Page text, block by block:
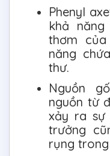
Phenyl
khả
thơm
năng
thư.
Nguồn
nguồn từ
xảy ra sự
trưởng
rụng